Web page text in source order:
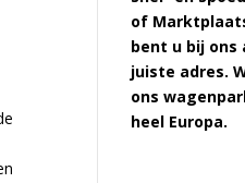
of
bent u bij ons
juiste adres.
ons
heel Europa.